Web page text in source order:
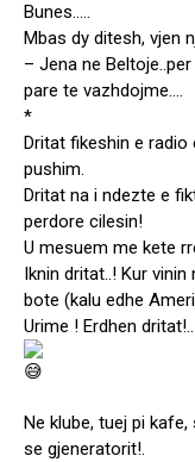
Bunes…..
Mbas dy ditesh, vjen
– Jena ne
pare te vazhdojme….
*
Dritat fikeshin e
pushim.
Dritat na i ndezte e
perdore cilesin!
U mesuem me kete
Iknin dritat..! Kur
bote (kalu edhe
Urime ! Erdhen dritat!..
Ne klube, tuej pi
se gjeneratorit!.